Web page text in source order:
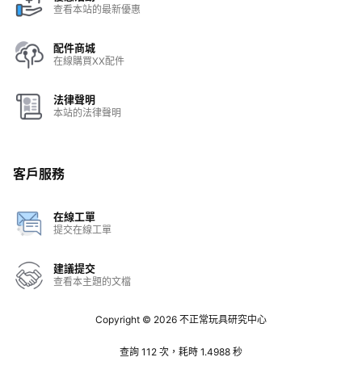
查看本站的最新優惠
配件商城
在線購買XX配件
法律聲明
本站的法律聲明
客戶服務
在線工單
提交在線工單
建議提交
查看本主題的文檔
Copyright © 2026 不正常玩具研究中心
查詢 112 次，耗時 1.4988 秒